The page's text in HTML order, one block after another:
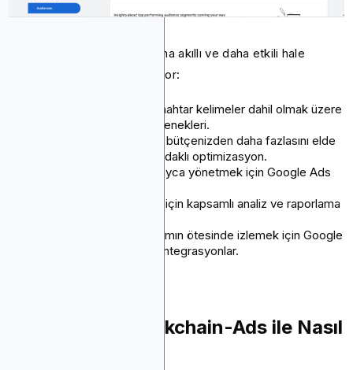
Google Ads, reklamcılığı daha akıllı ve daha etkili hale
getiren özelliklerle öne çıkıyor:
Demografi, konum ve anahtar kelimeler dahil olmak üzere
gelişmiş hedefleme seçenekleri.
Performansı artırmak ve bütçenizden daha fazlasını elde
etmek için yapay zeka odaklı optimizasyon.
Büyük kampanyaları kolayca yönetmek için Google Ads
Performansınızı izlemek için kapsamlı analiz ve raporlama
Kullanıcı davranışını reklamın ötesinde izlemek için Google
Analytics gibi araçlarla entegrasyonlar.
Google Ads, Blockchain-Ads ile Nasıl